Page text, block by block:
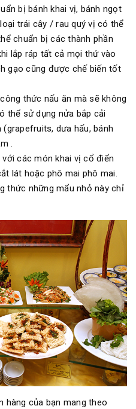
bị bánh khai vị, bánh ngọt
trái cây / rau quý vị có thể
chuẩn bị các thành phần
lắp ráp tất cả mọi thứ vào
gạo cũng được chế biến tốt
thức nấu ăn mà sẽ không
thể sử dụng nửa bắp cải
dưa hấu, bánh
.
các món khai vị cổ điển
lát hoặc phô mai phô mai.
thức những mẩu nhỏ này chỉ
hàng của bạn mang theo